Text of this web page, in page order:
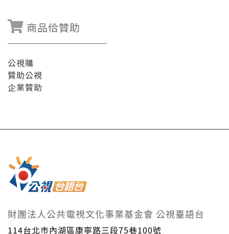
商品佮贊助
公視購
贊助公視
企業贊助
財團法人公共電視文化事業基金會 公視臺語台
114台北市內湖區康寧路三段75巷100號